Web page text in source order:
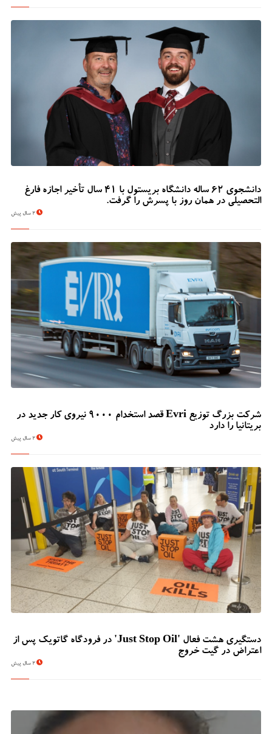
دانشجوی 62 ساله دانشگاه بریستول با 41 سال تأخیر اجازه فارغ
التحصیلی در همان روز با پسرش را گرفت.
2 سال پیش
شرکت بزرگ توزیع Evri قصد استخدام ۹۰۰۰ نیروی کار جدید در
بریتانیا را دارد
2 سال پیش
دستگیری هشت فعال 'Just Stop Oil' در فرودگاه گاتویک پس از
اعتراض در گیت خروج
2 سال پیش